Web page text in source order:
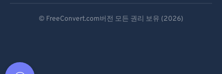
© FreeConvert.com버전 모든 권리 보유 (2026)